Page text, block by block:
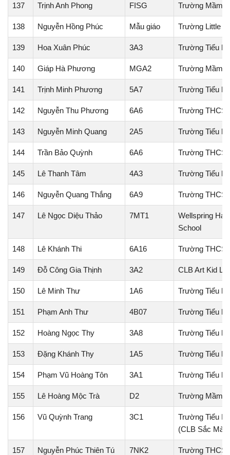
137 Trịnh Anh Phong FISG Trường Mầm
138 Nguyễn Hồng Phúc Mẫu giáo Trường Little
139 Hoa Xuân Phúc 3A3 Trường Tiểu
140 Giáp Hà Phương MGA2 Trường Mầm
141 Trịnh Minh Phương 5A7 Trường Tiểu
142 Nguyễn Thu Phương 6A6 Trường THCS
143 Nguyễn Minh Quang 2A5 Trường Tiểu
144 Trần Bảo Quỳnh 6A6 Trường THCS
145 Lê Thanh Tâm 4A3 Trường Tiểu
146 Nguyễn Quang Thắng 6A9 Trường THCS
147 Lê Ngọc Diệu Thảo 7MT1
Wellspring
School
148 Lê Khánh Thi 6A16 Trường THCS
149 Đỗ Công Gia Thịnh 3A2 CLB Art Kid
150 Lê Minh Thư 1A6 Trường Tiểu
151 Phạm Anh Thư 4B07 Trường Tiểu
152 Hoàng Ngọc Thy 3A8 Trường Tiểu
153 Đặng Khánh Thy 1A5 Trường Tiểu
154 Phạm Vũ Hoàng Tôn 3A1 Trường Tiểu
155 Lê Hoàng Mộc Trà D2 Trường Mầm
156 Vũ Quỳnh Trang 3C1
Trường Tiểu
(CLB Sắc
157 Nguyễn Phúc Thiên Tú 7NK2 Trường THCS